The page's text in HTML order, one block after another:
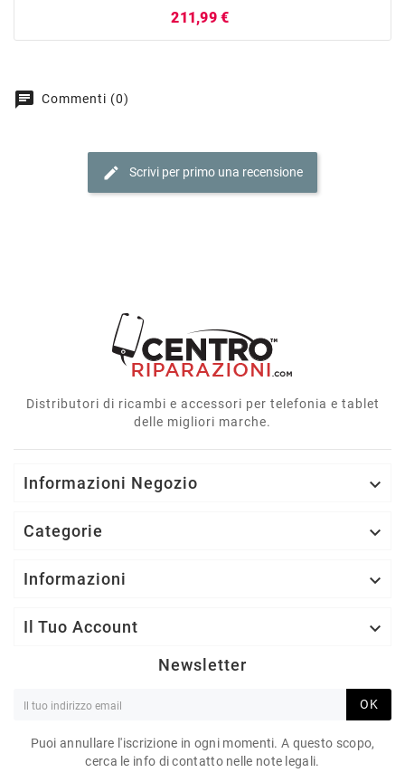
211,99 €
chat Commenti (0)
edit Scrivi per primo una recensione
Distributori di ricambi e accessori per telefonia e tablet
delle migliori marche.
Informazioni Negozio 
Categorie 
Informazioni 
Il Tuo Account 
Newsletter
OK
Puoi annullare l'iscrizione in ogni momenti. A questo scopo,
cerca le info di contatto nelle note legali.